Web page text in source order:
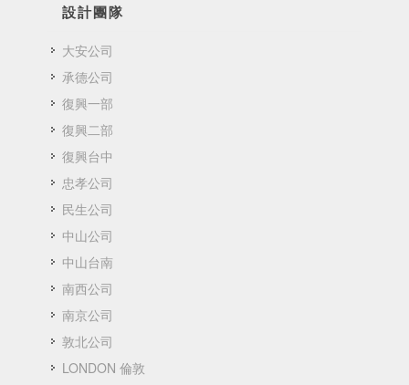
設計團隊
大安公司
承德公司
復興一部
復興二部
復興台中
忠孝公司
民生公司
中山公司
中山台南
南西公司
南京公司
敦北公司
LONDON 倫敦